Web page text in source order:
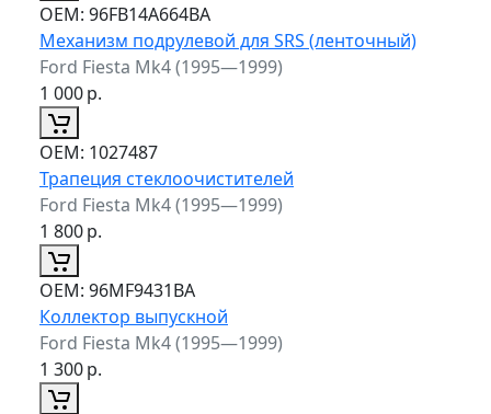
ОЕМ: 96FB14A664BA
Механизм подрулевой для SRS (ленточный)
Ford Fiesta Mk4 (1995—1999)
1 000р.
ОЕМ: 1027487
Трапеция стеклоочистителей
Ford Fiesta Mk4 (1995—1999)
1 800р.
ОЕМ: 96MF9431BA
Коллектор выпускной
Ford Fiesta Mk4 (1995—1999)
1 300р.